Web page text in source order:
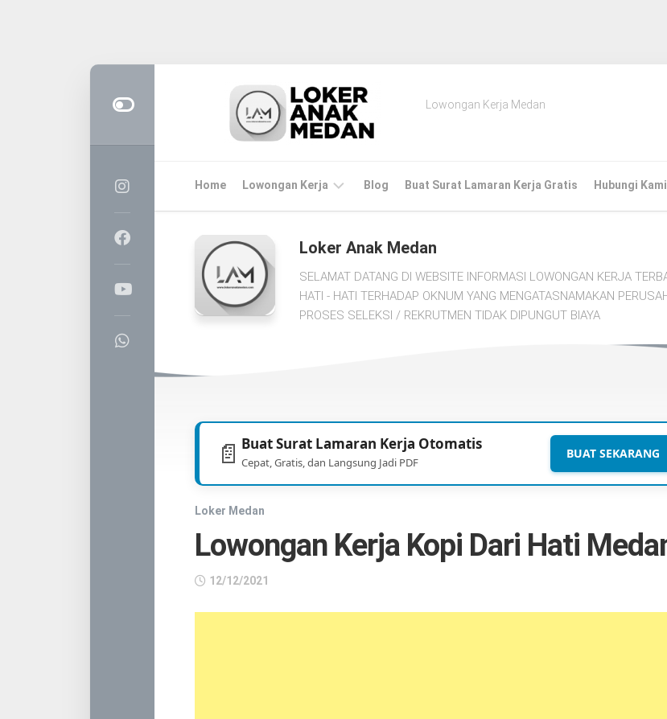
Lowongan Kerja Medan
Home Lowongan Kerja
MEDAN
CPNS
PPPK
Blog Buat Surat Lamaran Kerja Gratis Hubungi Kami
Loker Anak Medan
SELAMAT DATANG DI WEBSITE INFORMASI LOWONGAN KERJA
HATI - HATI TERHADAP OKNUM YANG MENGATASNAMAKAN
PROSES SELEKSI / REKRUTMEN TIDAK DIPUNGUT BIAYA
📄 Buat Surat Lamaran Kerja Otomatis
Cepat, Gratis, dan Langsung Jadi PDF
BUAT SEKARANG
Loker Medan
Lowongan Kerja Kopi Dari Hati
12/12/2021